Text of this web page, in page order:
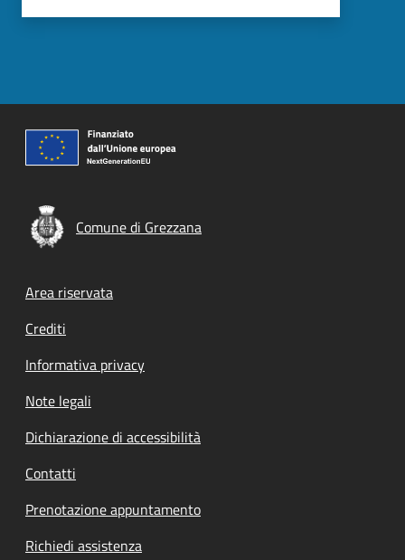
Comune di Grezzana
Footer menu
Area riservata
Crediti
Informativa privacy
Note legali
Dichiarazione di accessibilità
Contatti
Prenotazione appuntamento
Richiedi assistenza